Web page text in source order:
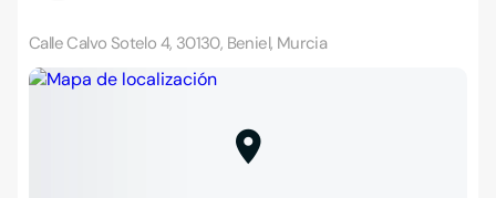
Calle Calvo Sotelo 4, 30130, Beniel, Murcia